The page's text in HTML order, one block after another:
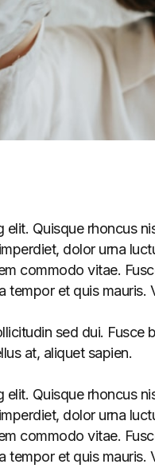
Quisque rhoncus
dolor urna
commodo vitae.
et quis
sed dui.
at, aliquet sapien.
Quisque rhoncus
dolor urna
commodo vitae.
et quis